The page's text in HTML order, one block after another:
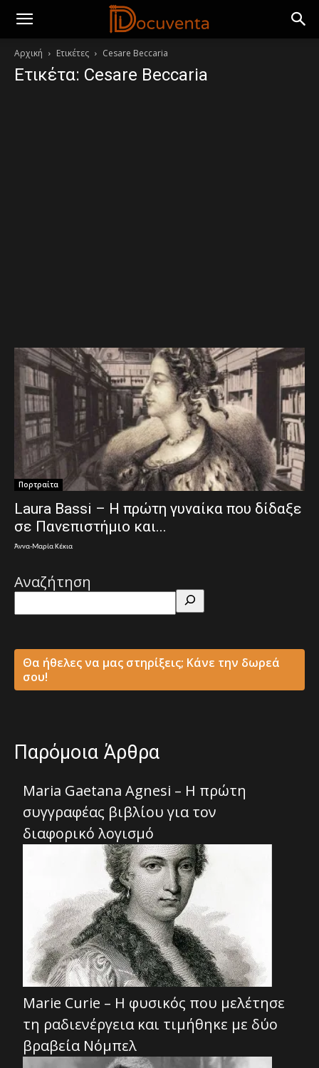
Αρχική Ετικέτες Cesare Beccaria
Ετικέτα: Cesare Beccaria
Πορτραίτα
Laura Bassi – Η πρώτη γυναίκα που δίδαξε
σε Πανεπιστήμιο και...
Άννα-Μαρία Κέκια
Αναζήτηση
Θα ήθελες να μας στηρίξεις; Κάνε την δωρεά
σου!
Παρόμοια Άρθρα
Maria Gaetana Agnesi – Η πρώτη
συγγραφέας βιβλίου για τον
διαφορικό λογισμό
Marie Curie – Η φυσικός που μελέτησε
τη ραδιενέργεια και τιμήθηκε με δύο
βραβεία Νόμπελ